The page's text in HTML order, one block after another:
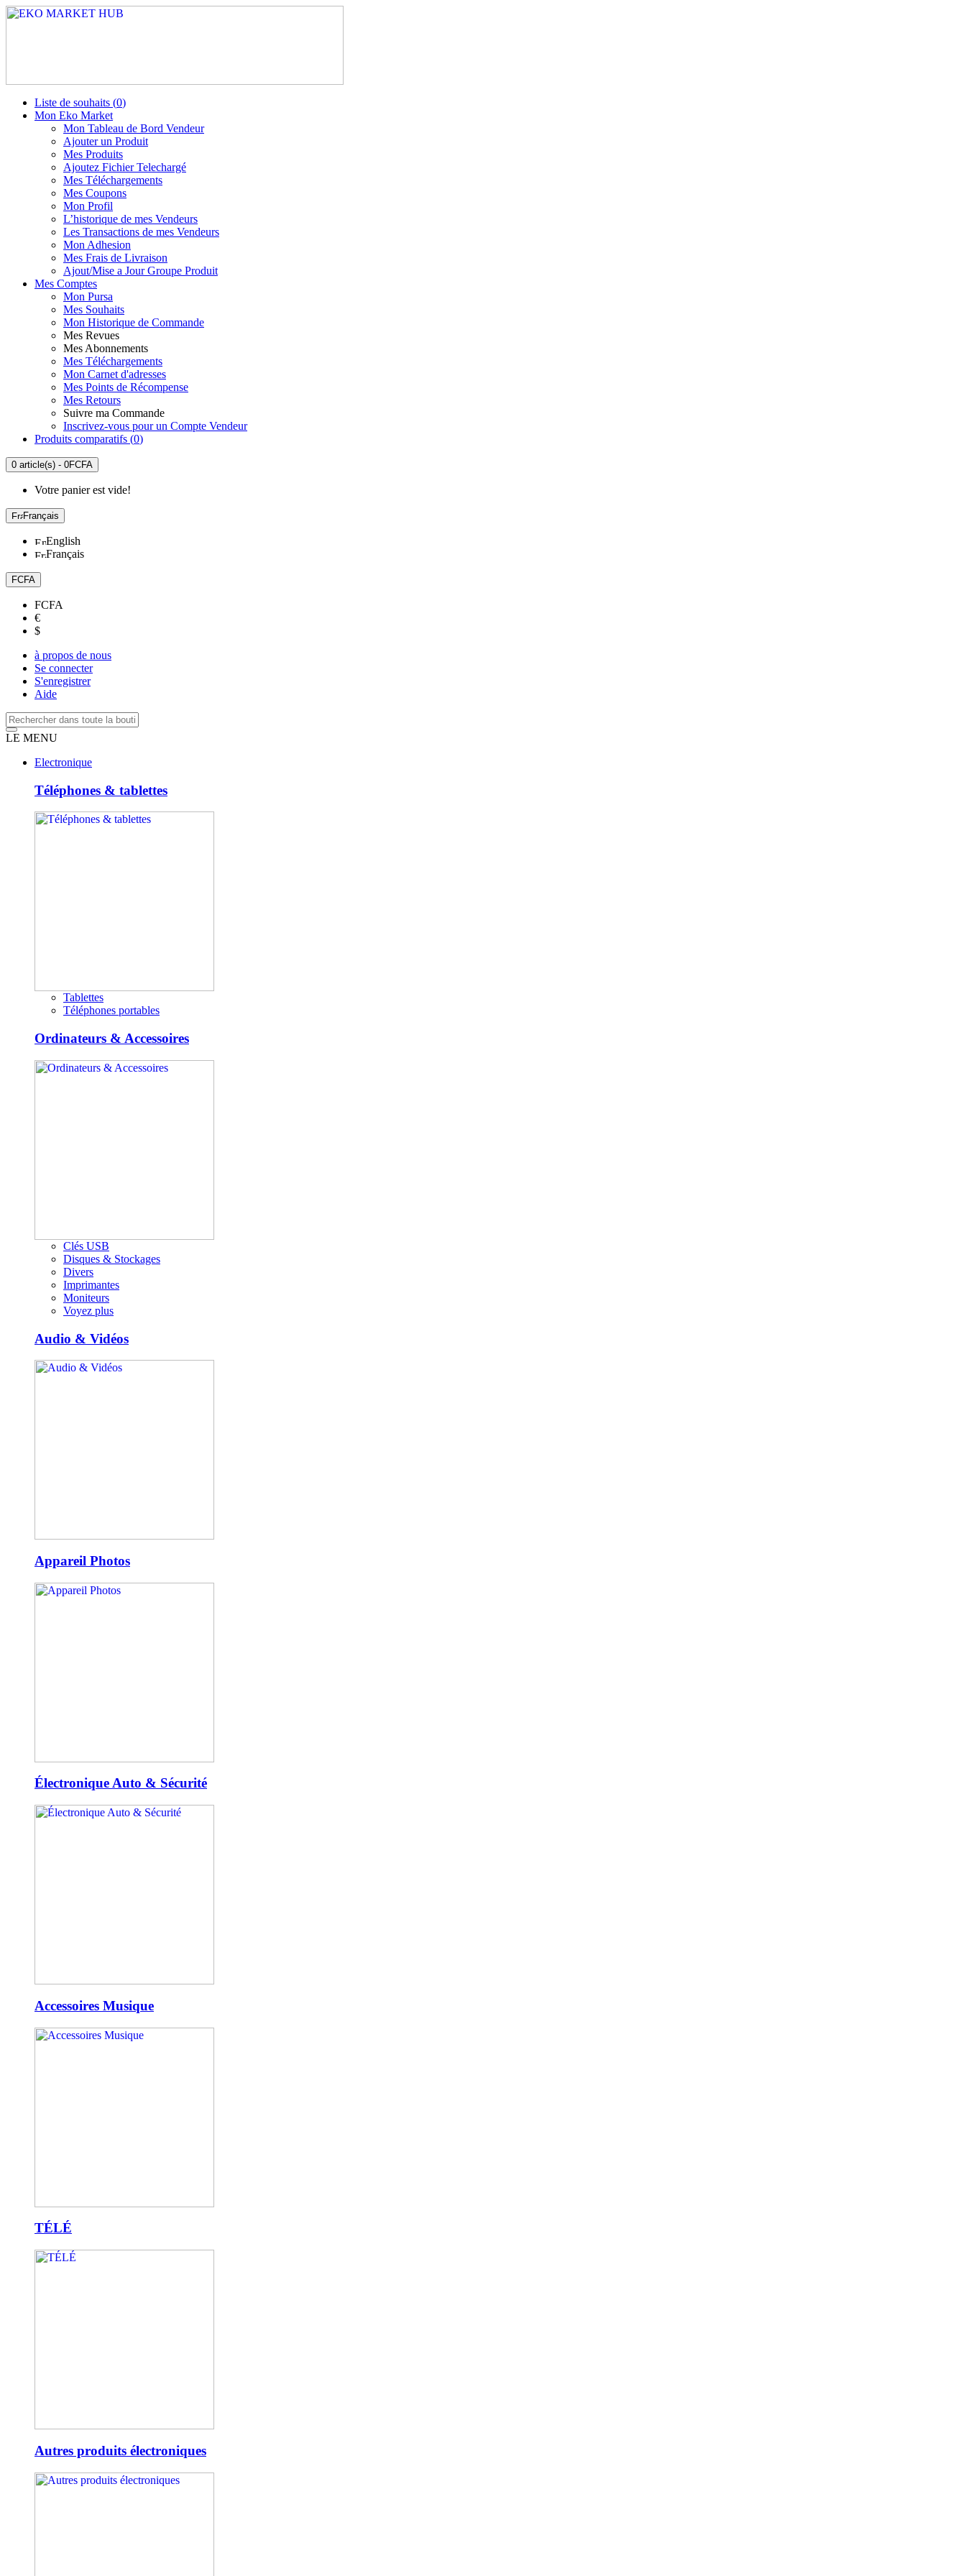
Liste de souhaits (0)
Mon Eko Market
Mon Tableau de Bord Vendeur
Ajouter un Produit
Mes Produits
Ajoutez Fichier Telechargé
Mes Téléchargements
Mes Coupons
Mon Profil
L’historique de mes Vendeurs
Les Transactions de mes Vendeurs
Mon Adhesion
Mes Frais de Livraison
Ajout/Mise a Jour Groupe Produit
Mes Comptes
Mon Pursa
Mes Souhaits
Mon Historique de Commande
Mes Revues
Mes Abonnements
Mes Téléchargements
Mon Carnet d'adresses
Mes Points de Récompense
Mes Retours
Suivre ma Commande
Inscrivez-vous pour un Compte Vendeur
Produits comparatifs (0)
0 article(s) - 0FCFA
Votre panier est vide!
Français
English
Français
FCFA
FCFA
€
$
à propos de nous
Se connecter
S'enregistrer
Aide
LE MENU
Electronique
Téléphones & tablettes
Tablettes
Téléphones portables
Ordinateurs & Accessoires
Clés USB
Disques & Stockages
Divers
Imprimantes
Moniteurs
Voyez plus
Audio & Vidéos
Appareil Photos
Électronique Auto & Sécurité
Accessoires Musique
TÉLÉ
Autres produits électroniques